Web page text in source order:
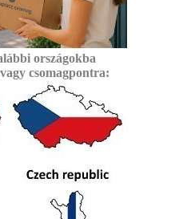
országokba
csomagpontra: